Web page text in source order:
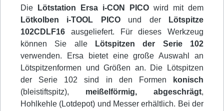
Die Lötstation Ersa i-CON PICO wird mit dem
Lötkolben i-TOOL PICOund derLötspitze
102CDLF16 ausgeliefert. Für dieses Werkzeug
können Sie alle
Lötspitzen der Serie 102
verwenden. Ersa bietet eine große Auswahl an
Lötspitzenformen und Größen an. Die Lötspitzen
der Serie 102 sind in den Formen
konisch
(bleistiftspitz), meißelförmig, abgeschrägt,
Hohlkehle (Lotdepot) und Messer erhältlich. Bei der